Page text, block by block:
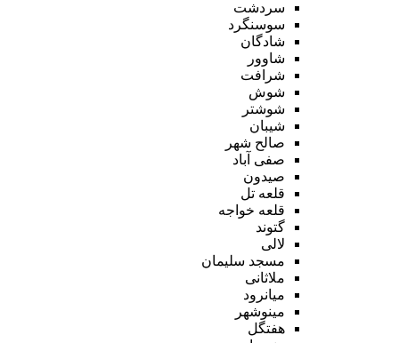
سردشت
سوسنگرد
شادگان
شاوور
شرافت
شوش
شوشتر
شیبان
صالح شهر
صفی آباد
صیدون
قلعه تل
قلعه خواجه
گتوند
لالی
مسجد سلیمان
ملاثانی
میانرود
مینوشهر
هفتگل